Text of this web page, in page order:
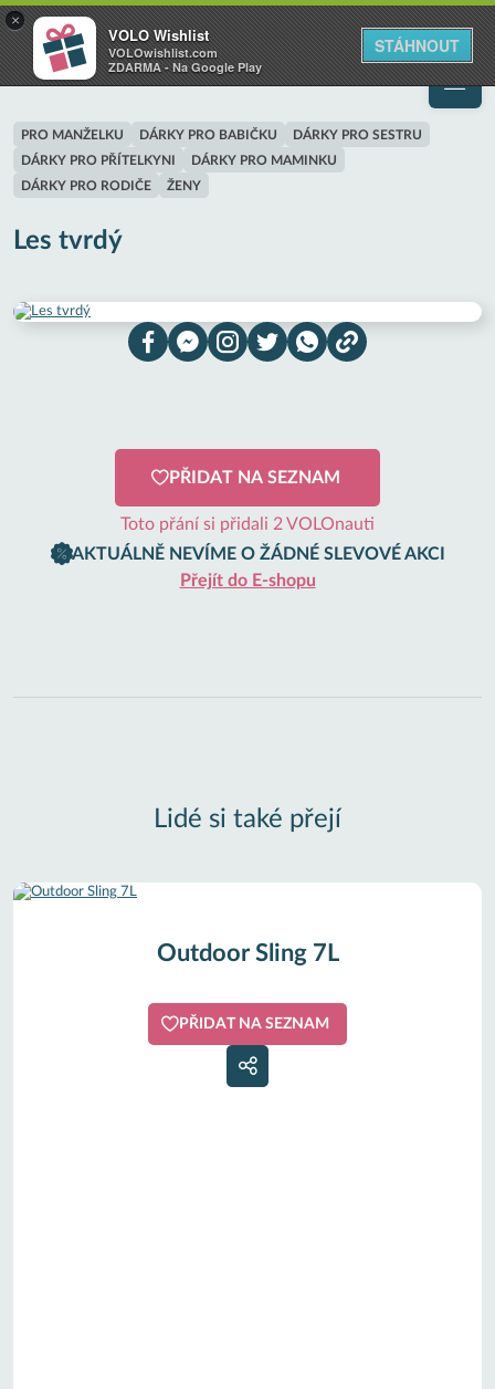
VOLO
Váš online wishlist
×
VOLO Wishlist
VOLOwishlist.com
ZDARMA - Na Google Play
STÁHNOUT
PRO MANŽELKU DÁRKY PRO BABIČKU
DÁRKY PRO SESTRU
DÁRKY PRO PŘÍTELKYNI
DÁRKY PRO MAMINKU
DÁRKY PRO RODIČE
ŽENY
Les tvrdý
PŘIDAT NA SEZNAM
Toto přání si přidali 2 VOLOnauti
AKTUÁLNĚ NEVÍME O ŽÁDNÉ SLEVOVÉ AKCI
Přejít do E-shopu
Lidé si také přejí
Outdoor Sling 7L
PŘIDAT NA SEZNAM